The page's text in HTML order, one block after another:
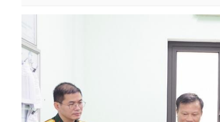
KỶ NIỆM 110 NĂM NGÀY BÁC HỒ RA ĐI
CHÀO MỪNG KỶ NIỆM 75 NĂM NGÀY
TRUYỀN THỐNG LỰC LƯỢNG VŨ TRANG
QUÂN KHU 4 (15/10/1945 - 15/10/2020)